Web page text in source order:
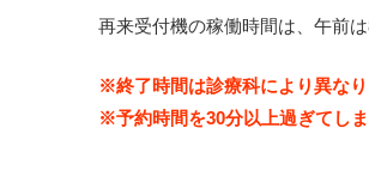
再来受付機の稼働時間は、午前
※終了時間は診療科により異なり
※予約時間を30分以上過ぎてし